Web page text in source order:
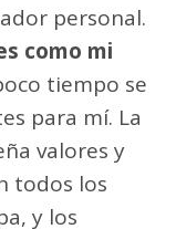
personal.
como mi
tiempo se
para mí. La
valores y
todos los
y los